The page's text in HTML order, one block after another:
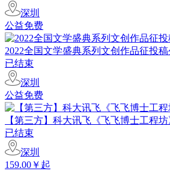
深圳
公益免费
2022全国文学盛典系列文创作品征投
已结束
深圳
公益免费
【第三方】科大讯飞《飞飞博士工程
已结束
深圳
159.00￥起